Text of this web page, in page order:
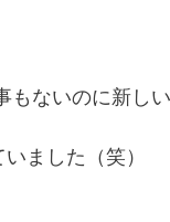
もないのに新し
ました（笑）